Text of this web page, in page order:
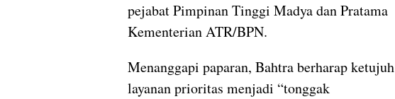
pejabat Pimpinan Tinggi Madya dan Pratama
Kementerian ATR/BPN.
Menanggapi paparan, Bahtra berharap ketujuh
layanan prioritas menjadi “tonggak